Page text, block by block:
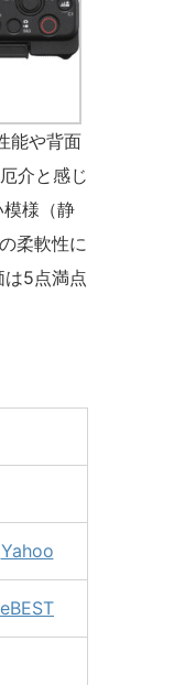
能や背面
介と感じ
様（静
柔軟性に
は5点満点
Yahoo
eBEST